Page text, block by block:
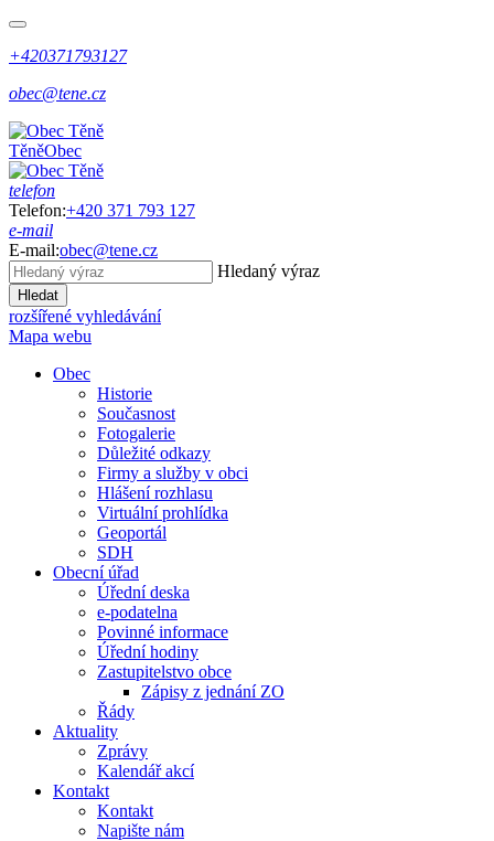
+420371793127
obec@tene.cz
TěněObec
telefon
Telefon:+420 371 793 127
e-mail
E-mail:obec@tene.cz
Hledaný výraz
Hledat
rozšířené vyhledávání
Mapa webu
Obec
Historie
Současnost
Fotogalerie
Důležité odkazy
Firmy a služby v obci
Hlášení rozhlasu
Virtuální prohlídka
Geoportál
SDH
Obecní úřad
Úřední deska
e-podatelna
Povinné informace
Úřední hodiny
Zastupitelstvo obce
Zápisy z jednání ZO
Řády
Aktuality
Zprávy
Kalendář akcí
Kontakt
Kontakt
Napište nám